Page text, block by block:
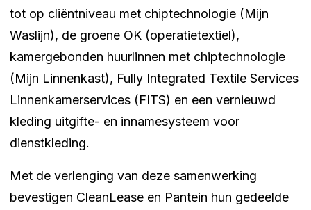
tot op cliëntniveau met chiptechnologie (Mijn
Waslijn), de groene OK (operatietextiel),
kamergebonden huurlinnen met chiptechnologie
(Mijn Linnenkast), Fully Integrated Textile Services
Linnenkamerservices (FITS) en een vernieuwd
kleding uitgifte- en innamesysteem voor
dienstkleding.
Met de verlenging van deze samenwerking
bevestigen CleanLease en Pantein hun gedeelde